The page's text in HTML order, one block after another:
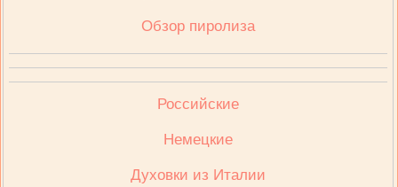
Обзор пиролиза
Российские
Немецкие
Духовки из Италии